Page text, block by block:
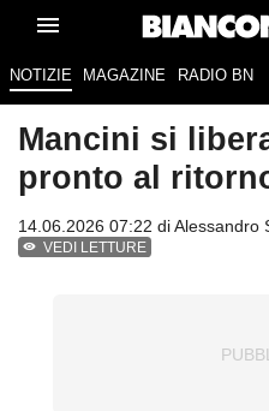
NOTIZIE MAGAZINE RADIO BN
Mancini si
pronto al
14.06.2026 07:22 diAlessandro
VEDI LETTURE